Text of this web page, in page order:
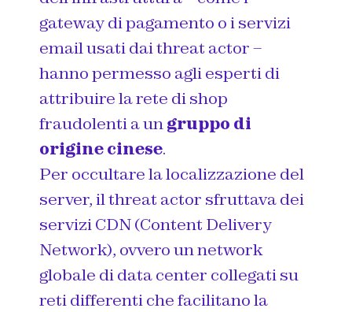
gateway di pagamento o i servizi
email usati dai threat actor –
hanno permesso agli esperti di
attribuire la rete di shop
fraudolenti a ungruppo di
origine cinese.
Per occultare la localizzazione del
server, il threat actor sfruttava dei
servizi CDN (Content Delivery
Network), ovvero un network
globale di data center collegati su
reti differenti che facilitano la